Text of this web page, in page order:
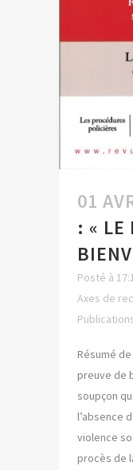
01
: « LE
Posté à
Axes de
Résumé
preuve de
soupçon
l’absence
violence
procès de